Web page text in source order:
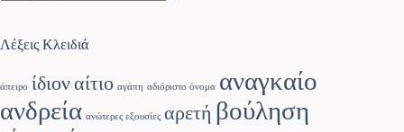
Λέξεις Κλειδιά
άπειρο ίδιοναίτιο αγάπη αδιόριστο όνομα αναγκαίο
ανδρεία ανώτερες εξουσίες αρετή βούληση